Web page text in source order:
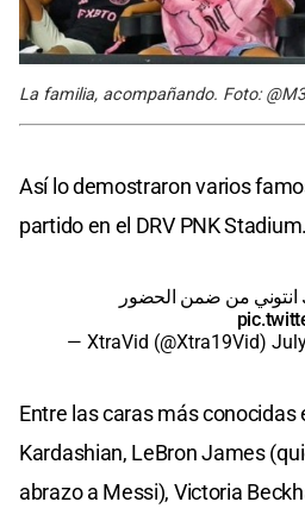
La familia, acompañando. Foto:
Así lo demostraron varios
partido en el DRV PNK Stadium.
انتوني من ضمن الحضور
— XtraVid (@Xtra19Vid)
Entre las caras más conocidas
Kardashian, LeBron James
abrazo a Messi), Victoria